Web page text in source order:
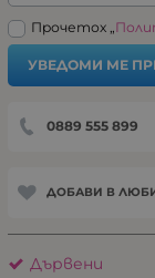
Прочетох „
УВЕДОМИ МЕ
0889 555 899
ДОБАВИ В
Дървени